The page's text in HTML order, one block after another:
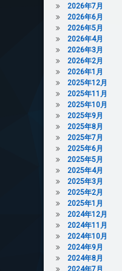
2026年7月
2026年6月
2026年5月
2026年4月
2026年3月
2026年2月
2026年1月
2025年12月
2025年11月
2025年10月
2025年9月
2025年8月
2025年7月
2025年6月
2025年5月
2025年4月
2025年3月
2025年2月
2025年1月
2024年12月
2024年11月
2024年10月
2024年9月
2024年8月
2024年7月